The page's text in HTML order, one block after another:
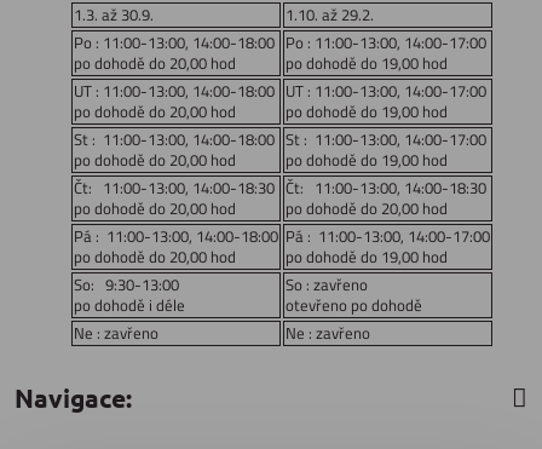
1.3. až 30.9.
1.10. až 29.2.
Po : 11:00-13:00, 14:00-18:00
po dohodě do 20,00 hod
Po : 11:00-13:00, 14:00-17:00
po dohodě do 19,00 hod
UT : 11:00-13:00, 14:00-18:00
po dohodě do 20,00 hod
UT : 11:00-13:00, 14:00-17:00
po dohodě do 19,00 hod
St : 11:00-13:00, 14:00-18:00
po dohodě do 20,00 hod
St : 11:00-13:00, 14:00-17:00
po dohodě do 19,00 hod
Čt: 11:00-13:00, 14:00-18:30
po dohodě do 20,00 hod
Čt: 11:00-13:00, 14:00-18:30
po dohodě do 20,00 hod
Pá : 11:00-13:00, 14:00-18:00
po dohodě do 20,00 hod
Pá : 11:00-13:00, 14:00-17:00
po dohodě do 19,00 hod
So: 9:30-13:00
po dohodě i déle
So : zavřeno
otevřeno po dohodě
Ne : zavřeno
Ne : zavřeno
Navigace: